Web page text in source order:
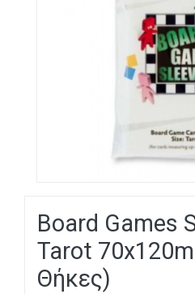
Board Games
Tarot
Θήκες)